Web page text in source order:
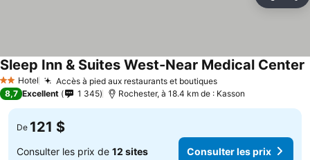
2 Étoiles
Hotel Accès à pied aux restaurants et boutiques
Sleep Inn & Suites West-Near Medical Center
8,7 Excellent 1 345 Rochester, à 18.4 km de : Kasson
De 121 $
Consulter les prix de 12 sites Consulter les prix